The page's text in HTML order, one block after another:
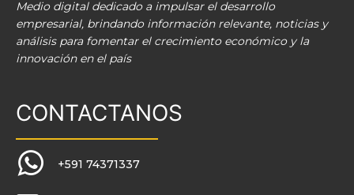
Medio digital dedicado a impulsar el desarrollo
empresarial, brindando información relevante, noticias y
análisis para fomentar el crecimiento económico y la
innovación en el país
CONTACTANOS
+591 74371337